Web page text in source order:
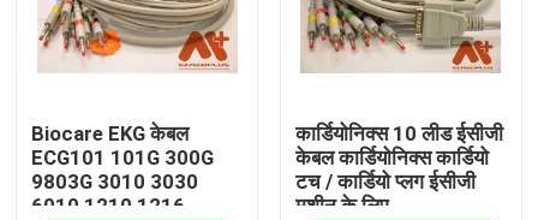
उत्पाद
हमारे बारे में
फैक्टरी यात्रा
Biocare EKG केबल
ECG101 101G 300G
9803G 3010 3030
6010 1210 1216
कार्डियोनिक्स 10 लीड ईसीजी
केबल कार्डियोनिक्स कार्डियो
टच / कार्डियो प्लग ईसीजी
मशीन के लिए